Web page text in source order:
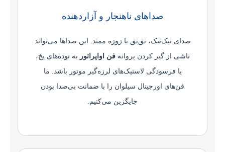
صداهای ناهنجار و آزاردهنده
صدای تیک‌تیک، تق‌تق یا زوزه ممتد. این صداها می‌تواند
ناشی از گیر کردن پروانهفن اواپراتور به توده‌های یخ،
یا فرسودگی لاستیک‌های لرزه‌گیر موتور باشد. ما
فن‌های اورجینال سیلوان را با ضمانت بی‌صدا بودن
جایگزین می‌کنیم.